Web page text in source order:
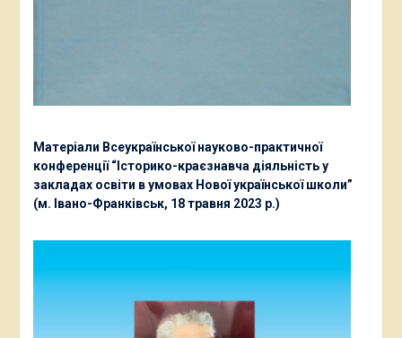
Матеріали Всеукраїнської науково-практичної
конференції “Історико-краєзнавча діяльність у
закладах освіти в умовах Нової української школи”
(м. Івано-Франківськ, 18 травня 2023 р.)